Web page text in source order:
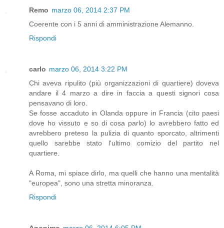
Remo marzo 06, 2014 2:37 PM
Coerente con i 5 anni di amministrazione Alemanno.
Rispondi
carlo marzo 06, 2014 3:22 PM
Chi aveva ripulito (più organizzazioni di quartiere) doveva
andare il 4 marzo a dire in faccia a questi signori cosa
pensavano di loro.
Se fosse accaduto in Olanda oppure in Francia (cito paesi
dove ho vissuto e so di cosa parlo) lo avrebbero fatto ed
avrebbero preteso la pulizia di quanto sporcato, altrimenti
quello sarebbe stato l'ultimo comizio del partito nel
quartiere.
A Roma, mi spiace dirlo, ma quelli che hanno una mentalità
"europea", sono una stretta minoranza.
Rispondi